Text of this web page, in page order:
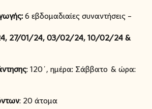
6 εβδομαδιαίες συναντήσεις –
27/01/24, 03/02/24, 10/02/24 &
: 120΄, ημέρα: Σάββατο & ώρα:
: 20 άτομα